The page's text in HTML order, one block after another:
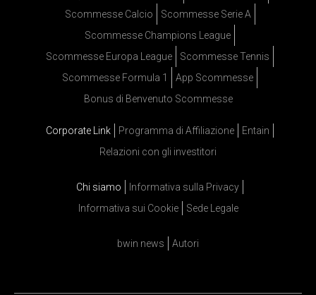
Scommesse Calcio
Scommesse Serie A
Scommesse Champions League
Scommesse Europa League
Scommesse Tennis
Scommesse Formula 1
App Scommesse
Bonus di Benvenuto Scommesse
Corporate Link Programma di Affiliazione
Entain
Relazioni con gli investitori
Chi siamo
Informativa sulla Privacy
Informativa sui Cookie
Sede Legale
bwin news Autori